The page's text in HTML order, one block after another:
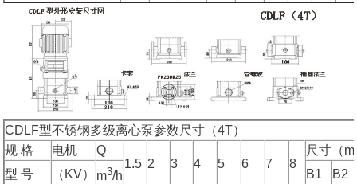
CDLF型不锈钢多级离心泵参数尺寸（4T）
规 格
电机
Q
1.5 2 3 4 5 6 7 8
尺寸（
型 号
（KV） m3/h B1 B2